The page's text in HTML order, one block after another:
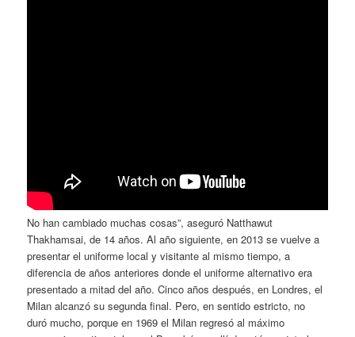
No han cambiado muchas cosas”, aseguró Natthawut
Thakhamsai, de 14 años. Al año siguiente, en 2013 se vuelve a
presentar el uniforme local y visitante al mismo tiempo, a
diferencia de años anteriores donde el uniforme alternativo era
presentado a mitad del año. Cinco años después, en Londres, el
Milan alcanzó su segunda final. Pero, en sentido estricto, no
duró mucho, porque en 1969 el Milan regresó al máximo